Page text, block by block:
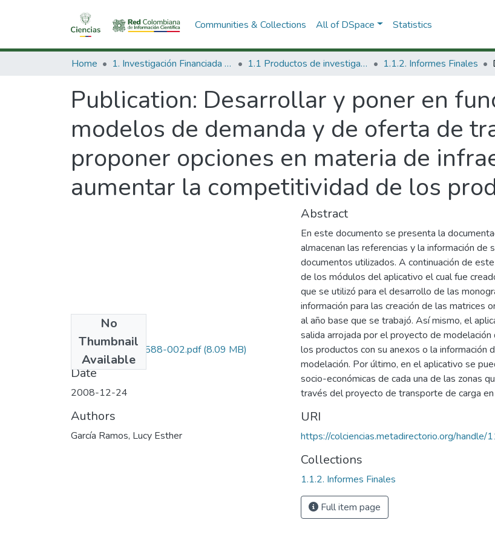
Communities & Collections All of DSpace Statistics
Home 1. Investigación Financiada con Recursos Públicos 1.1 Productos de investigación 1.1.2. Informes Finales
Publication: Desarrollar y poner en
modelos de demanda y de oferta de
proponer opciones en materia de
aumentar la competitividad de los
No
Thumbnail
Available
1109-327-19588-002.pdf(8.09 MB)
Date
2008-12-24
Authors
García Ramos, Lucy Esther
Abstract
En este documento se presenta la
almacenan las referencias y la información
documentos utilizados. A continuación de
de los módulos del aplicativo el cual fue
que se utilizó para el desarrollo de las
información para las creación de las matrices
al año base que se trabajó. Así mismo, el
salida arrojada por el proyecto de
los productos con su anexos o la información
modelación. Por último, en el aplicativo se
socio-económicas de cada una de las zonas
través del proyecto de transporte de carga en
URI
https://colciencias.metadirectorio.org/
Collections
1.1.2. Informes Finales
Full item page